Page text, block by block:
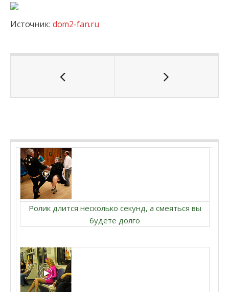
Источник: dom2-fan.ru
Ролик длится несколько секунд, а смеяться вы
будете долго